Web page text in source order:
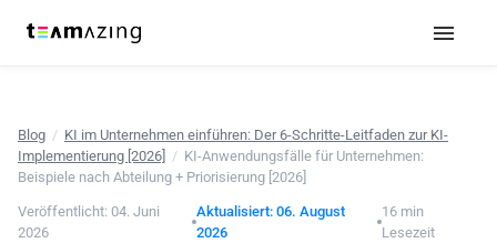
Blog / KI im Unternehmen einführen: Der 6-Schritte-Leitfaden zur KI-
Implementierung [2026]
/ KI-Anwendungsfälle für Unternehmen:
Beispiele nach Abteilung + Priorisierung [2026]
Veröffentlicht: 04. Juni
2026
Aktualisiert: 06. August
2026
16 min
Lesezeit